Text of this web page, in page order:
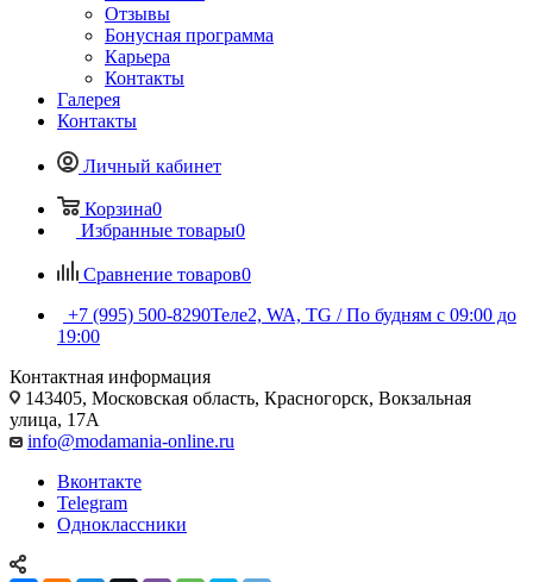
Отзывы
Бонусная программа
Карьера
Контакты
Галерея
Контакты
Личный кабинет
Корзина0
Избранные товары0
Сравнение товаров0
+7 (995) 500-8290Теле2, WA, TG / По будням c 09:00 до
19:00
Контактная информация
143405, Московская область, Красногорск, Вокзальная
улица, 17А
info@modamania-online.ru
Вконтакте
Telegram
Одноклассники